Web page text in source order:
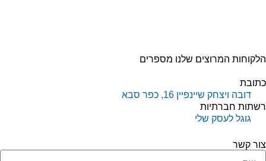
המרוצים שלנו מספרים
דובה ויצחק שיינפיין 16, כפר סבא
חברתיות
גוגל לעסק שלי
קשר